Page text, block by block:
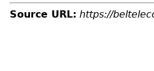
Source URL: https://